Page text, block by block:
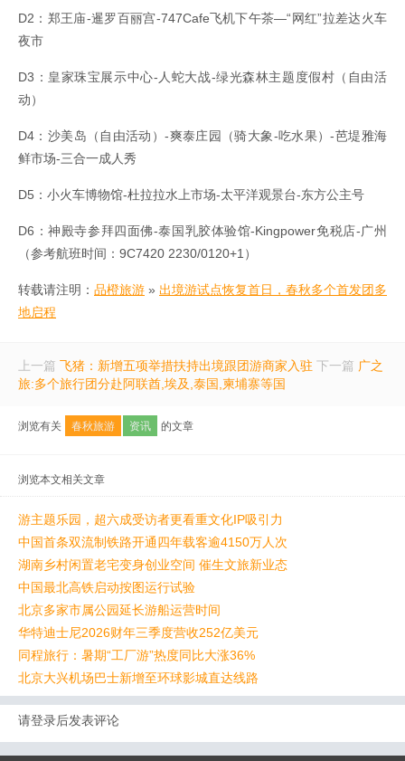
D2：郑王庙-暹罗百丽宫-747Cafe飞机下午茶—“网红”拉差达火车
夜市
D3：皇家珠宝展示中心-人蛇大战-绿光森林主题度假村（自由活
动）
D4：沙美岛（自由活动）-爽泰庄园（骑大象-吃水果）-芭堤雅海
鲜市场-三合一成人秀
D5：小火车博物馆-杜拉拉水上市场-太平洋观景台-东方公主号
D6：神殿寺参拜四面佛-泰国乳胶体验馆-Kingpower免税店-广州
（参考航班时间：9C7420 2230/0120+1）
转载请注明： 品橙旅游 » 出境游试点恢复首日，春秋多个首发团多
地启程
上一篇 飞猪：新增五项举措扶持出境跟团游商家入驻 下一篇 广之
旅:多个旅行团分赴阿联酋,埃及,泰国,柬埔寨等国
浏览有关 春秋旅游 资讯 的文章
浏览本文相关文章
游主题乐园，超六成受访者更看重文化IP吸引力
中国首条双流制铁路开通四年载客逾4150万人次
湖南乡村闲置老宅变身创业空间 催生文旅新业态
中国最北高铁启动按图运行试验
北京多家市属公园延长游船运营时间
华特迪士尼2026财年三季度营收252亿美元
同程旅行：暑期“工厂游”热度同比大涨36%
北京大兴机场巴士新增至环球影城直达线路
请登录后发表评论